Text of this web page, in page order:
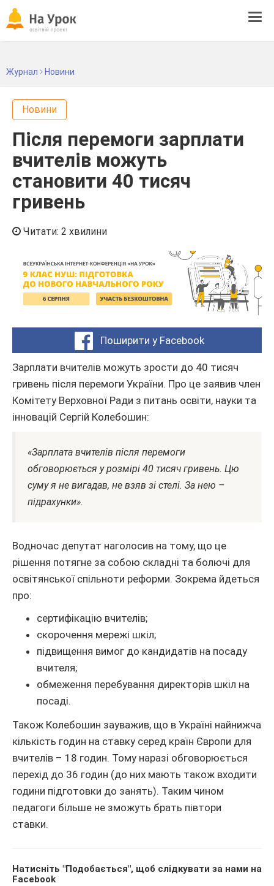
Журнал Новини
Новини
Після перемоги зарплати
вчителів можуть
становити 40 тисяч
гривень
Читати: 2 хвилини
Поширити у Facebook
Зарплати вчителів можуть зрости до 40 тисяч
гривень після перемоги України. Про це заявив член
Комітету Верховної Ради з питань освіти, науки та
інновацій Сергій Колебошин:
«Зарплата вчителів після перемоги
обговорюється у розмірі 40 тисяч гривень. Цю
суму я не вигадав, не взяв зі стелі. За нею –
підрахунки».
Водночас депутат наголосив на тому, що це
рішення потягне за собою складні та болючі для
освітянської спільноти реформи. Зокрема йдеться
про:
сертифікацію вчителів;
скорочення мережі шкіл;
підвищення вимог до кандидатів на посаду
вчителя;
обмеження перебування директорів шкіл на
посаді.
Також Колебошин зауважив, що в Україні найнижча
кількість годин на ставку серед країн Європи для
вчителів – 18 годин. Тому наразі обговорюється
перехід до 36 годин (до них мають також входити
години підготовки до занять). Таким чином
педагоги більше не зможуть брать півтори
ставки.
Натисніть "Подобається", щоб слідкувати за нами на
Facebook